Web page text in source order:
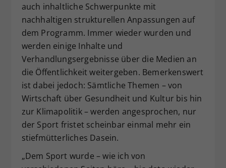
auch inhaltliche Schwerpunkte mit
nachhaltigen strukturellen Anpassungen auf
dem Programm. Immer wieder wurden und
werden einige Inhalte und
Verhandlungsergebnisse über die Medien an
die Öffentlichkeit weitergeben. Bemerkenswert
ist dabei jedoch: Sämtliche Themen – von
Wirtschaft über Gesundheit und Kultur bis hin
zur Klimapolitik – werden angesprochen, nur
der Sport fristet scheinbar einmal mehr ein
stiefmütterliches Dasein.
„Dem Sport wurde – wie ich von